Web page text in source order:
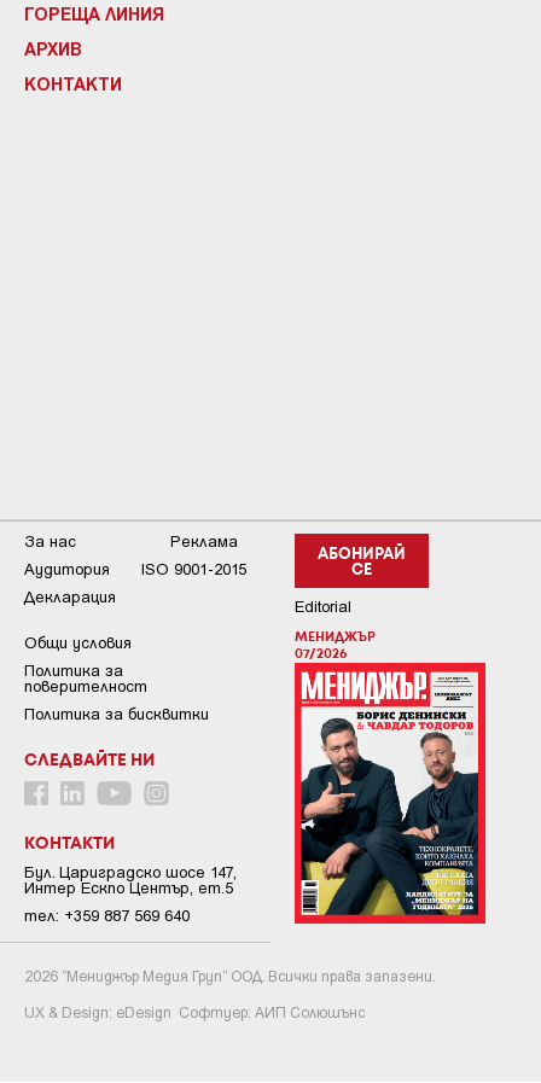
ГОРЕЩА ЛИНИЯ
АРХИВ
КОНТАКТИ
АБОНИРАЙ
СЕ
Editorial
МЕНИДЖЪР
07/2026
За нас
Реклама
Аудитория
ISO 9001-2015
Декларация
Общи условия
Пoлитикa зa
пoвepитeлнocт
Политика за бисквитки
СЛЕДВАЙТЕ НИ
КОНТАКТИ
Бул. Цариградско шосе 147,
Интер Ескпо Център, ет.5
тел: +359 887 569 640
2026 “Мениджър Медия Груп” ООД. Всички права запазени.
UX & Design: eDesign Софтуер: АИП Солюшънс